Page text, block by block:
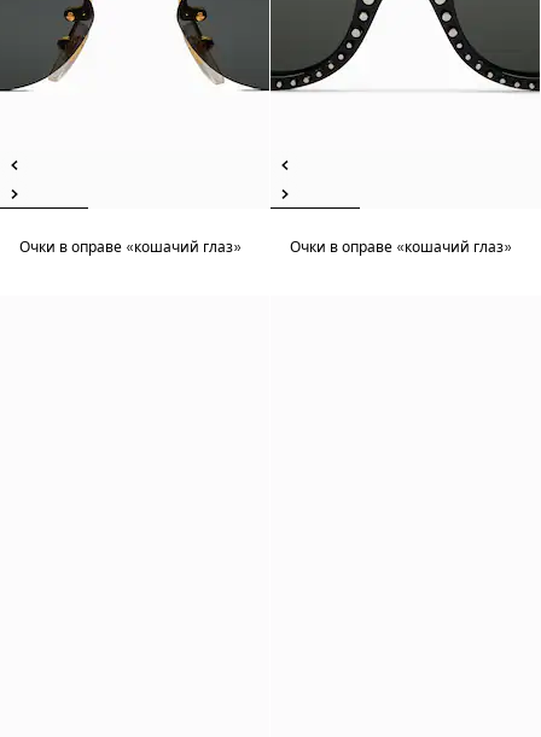
Очки в оправе «кошачий глаз» Очки в оправе «кошачий глаз»